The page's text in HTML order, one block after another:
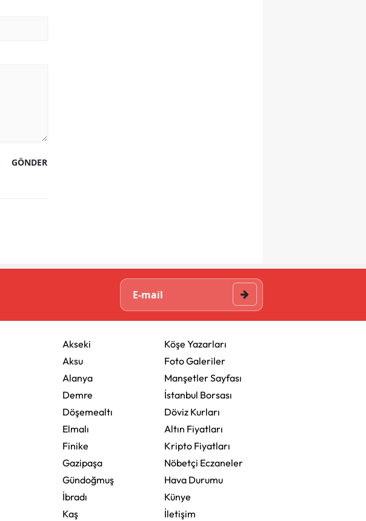
GÖNDER
Akseki
Aksu
Alanya
Demre
Döşemealtı
Elmalı
Finike
Gazipaşa
Gündoğmuş
İbradı
Kaş
Köşe Yazarları
Foto Galeriler
Manşetler Sayfası
İstanbul Borsası
Döviz Kurları
Altın Fiyatları
Kripto Fiyatları
Nöbetçi Eczaneler
Hava Durumu
Künye
İletişim